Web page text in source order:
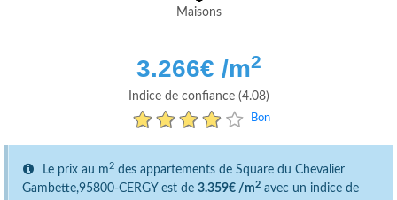
Maisons
3.266€ /m2
Indice de confiance (4.08)
Bon
Le prix au m 2 des appartements de Square du Chevalier
Gambette,95800-CERGY est de 3.359€ /m2 avec un indice de